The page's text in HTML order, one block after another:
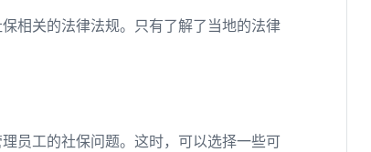
相关的法律法规。只有了解了当地的法律
员工的社保问题。这时，可以选择一些可